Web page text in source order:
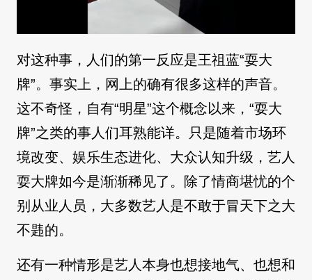
对这种事，人们的第一反应是王祖蓝“耍大
牌”。事实上，网上的确有很多这样的声音。
这不奇怪，自有“明星”这个概念以来，“耍大
牌”之类的事人们耳熟能详。只是随着市场环
境改变、娱乐生态进化、大众认知升级，艺人
耍大牌如今是渐渐稀见了。除了情商堪忧的个
别从业人员，大多数艺人是不敢于冒天下之大
不韪的。
还有一种情形是艺人本身也想接地气、也想和